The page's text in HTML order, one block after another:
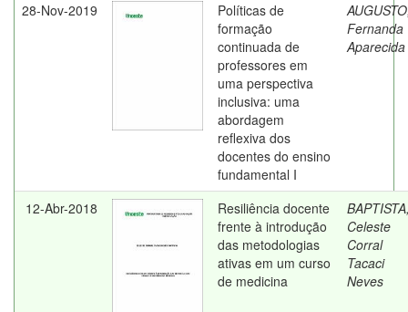
28-Nov-2019
Políticas de
formação
continuada de
professores em
uma perspectiva
inclusiva: uma
abordagem
reflexiva dos
docentes do ensino
fundamental I
Fernanda
Aparecida
12-Abr-2018
Resiliência docente
frente à introdução
das metodologias
ativas em um curso
de medicina
Celeste
Corral
Tacaci
Neves